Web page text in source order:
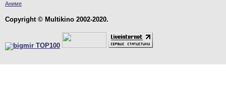
Аниме
Copyright © Multikino 2002-2020.